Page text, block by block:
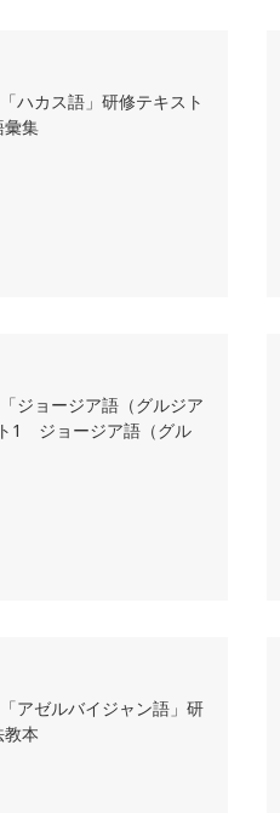
ハカス語」研修テキスト
集
ジョージア語（グルジア
1 ジョージア語（グル
アゼルバイジャン語」研
本